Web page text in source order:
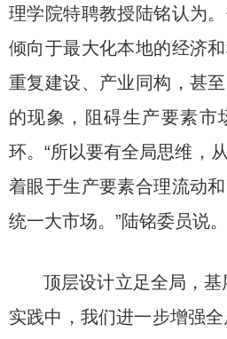
理学院特聘教授陆铭认为
倾向于最大化本地的经济
重复建设、产业同构，甚
的现象，阻碍生产要素市
环。“所以要有全局思维，
着眼于生产要素合理流动
统一大市场。”陆铭委员说。
顶层设计立足全局，基
实践中，我们进一步增强